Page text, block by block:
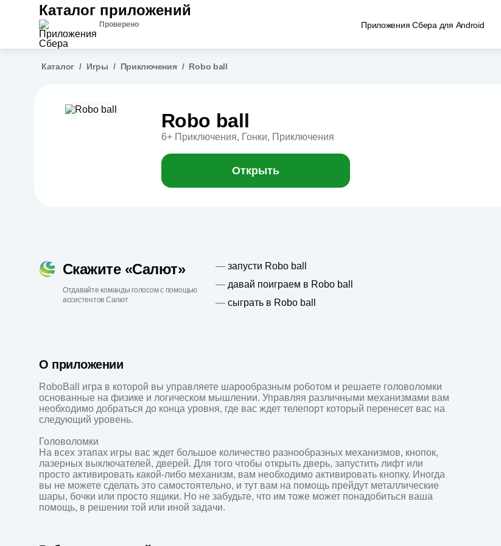
Каталог приложений
Проверено Приложения Сбера для Android
Каталог / Игры / Приключения / Robo ball
Robo ball
6+ Приключения, Гонки, Приключения
Открыть
Скажите «Салют»
Отдавайте команды голосом с помощью
ассистентов Салют
— запусти Robo ball
— давай поиграем в Robo ball
— сыграть в Robo ball
О приложении
RoboBall игра в которой вы управляете шарообразным роботом и решаете головоломки
основанные на физике и логическом мышлении. Управляя различными механизмами вам
необходимо добраться до конца уровня, где вас ждет телепорт который перенесет вас на
следующий уровень.
Головоломки
На всех этапах игры вас ждет большое количество разнообразных механизмов, кнопок,
лазерных выключателей, дверей. Для того чтобы открыть дверь, запустить лифт или
просто активировать какой-либо механизм, вам необходимо активировать кнопку. Иногда
вы не можете сделать это самостоятельно, и тут вам на помощь прейдут металлические
шары, бочки или просто ящики. Но не забудьте, что им тоже может понадобиться ваша
помощь, в решении той или иной задачи.